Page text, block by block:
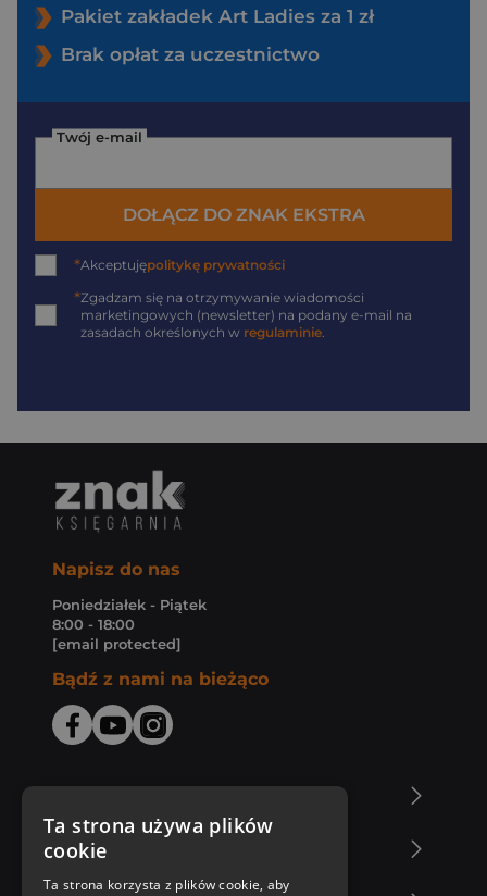
Pakiet zakładek Art Ladies za 1 zł
Brak opłat za uczestnictwo
Twój e-mail
DOŁĄCZ DO ZNAK EKSTRA
*Akceptujępolitykę prywatności
*Zgadzam się na otrzymywanie wiadomości
marketingowych (newsletter) na podany e-mail na
zasadach określonych w regulaminie.
Napisz do nas
Poniedziałek - Piątek
8:00 - 18:00
[email protected]
Bądź z nami na bieżąco
Zakupy u nas
Ta strona używa plików
cookie
Ta strona korzysta z plików cookie, aby